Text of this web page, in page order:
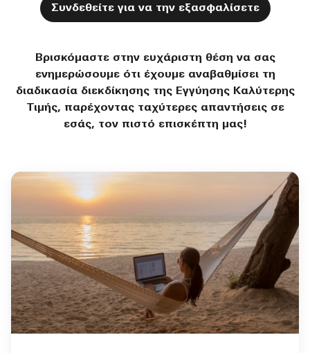
Συνδεθείτε για να την εξασφαλίσετε
Βρισκόμαστε στην ευχάριστη θέση να σας
ενημερώσουμε ότι έχουμε αναβαθμίσει τη
διαδικασία διεκδίκησης της Εγγύησης Καλύτερης
Τιμής, παρέχοντας ταχύτερες απαντήσεις σε
εσάς, τον πιστό επισκέπτη μας!